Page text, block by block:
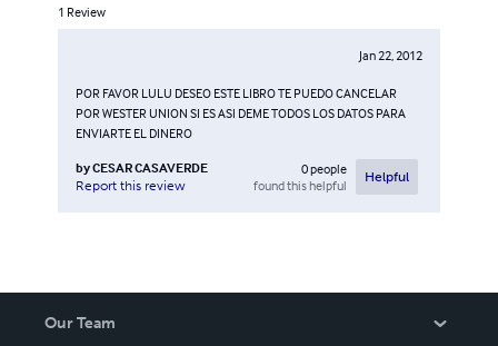
1 Review
Jan 22, 2012
POR FAVOR LULU DESEO ESTE LIBRO TE PUEDO CANCELAR
POR WESTER UNION SI ES ASI DEME TODOS LOS DATOS PARA
ENVIARTE EL DINERO
byCESAR CASAVERDE
Report this review
0people
found this helpful
Helpful
Our Team